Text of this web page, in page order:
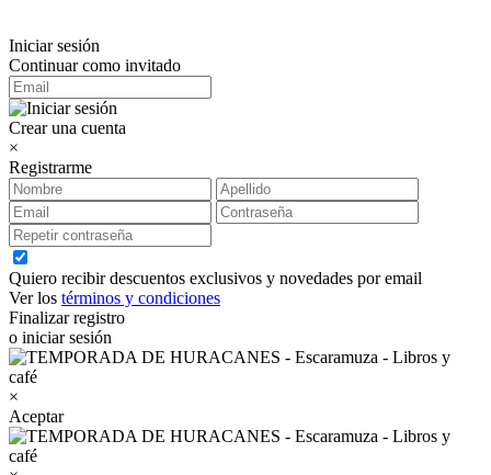
Iniciar sesión
Continuar como invitado
Crear una cuenta
×
Registrarme
Quiero recibir descuentos exclusivos y novedades por email
Ver los términos y condiciones
Finalizar registro
o iniciar sesión
×
Aceptar